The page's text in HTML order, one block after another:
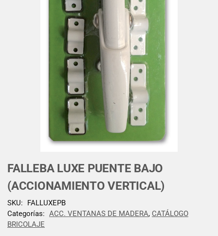
FALLEBA LUXE PUENTE BAJO
(ACCIONAMIENTO VERTICAL)
SKU:
FALLUXEPB
Categorías: ACC. VENTANAS DE MADERA, CATÁLOGO
BRICOLAJE